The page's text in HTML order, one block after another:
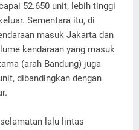
52.650 unit, lebih tinggi
Sementara itu, di
masuk Jakarta dan
kendaraan yang masuk
(arah Bandung) juga
dibandingkan dengan
lalu lintas